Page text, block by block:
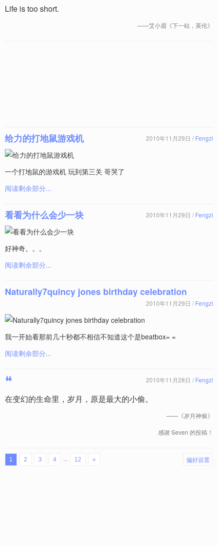
Life is too short.
——艾小眉《下一站，英伦》
给力的打地鼠游戏机 2010年11月29日 / Fengzi
一个打地鼠的游戏机 玩到第三关 哥哭了
阅读剩余部分...
看看为什么会少一块 2010年11月29日 / Fengzi
好神奇。。。
阅读剩余部分...
Naturally7quincy jones birthday celebration
2010年11月29日 / Fengzi
我一开始看那前几十秒都不相信不知道这个是beatbox= =
阅读剩余部分...
❝ 2010年11月28日 / Fengzi
在变幻的生命里，岁月，原是最大的小偷。
——《岁月神偷》
感谢 Seven 的投稿！
1 2 3 4 ... 12 » 偏好设置